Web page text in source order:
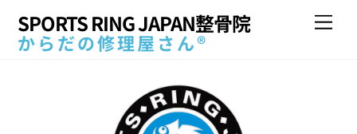
SPORTS RING JAPAN整骨院
からだの修理屋さん®